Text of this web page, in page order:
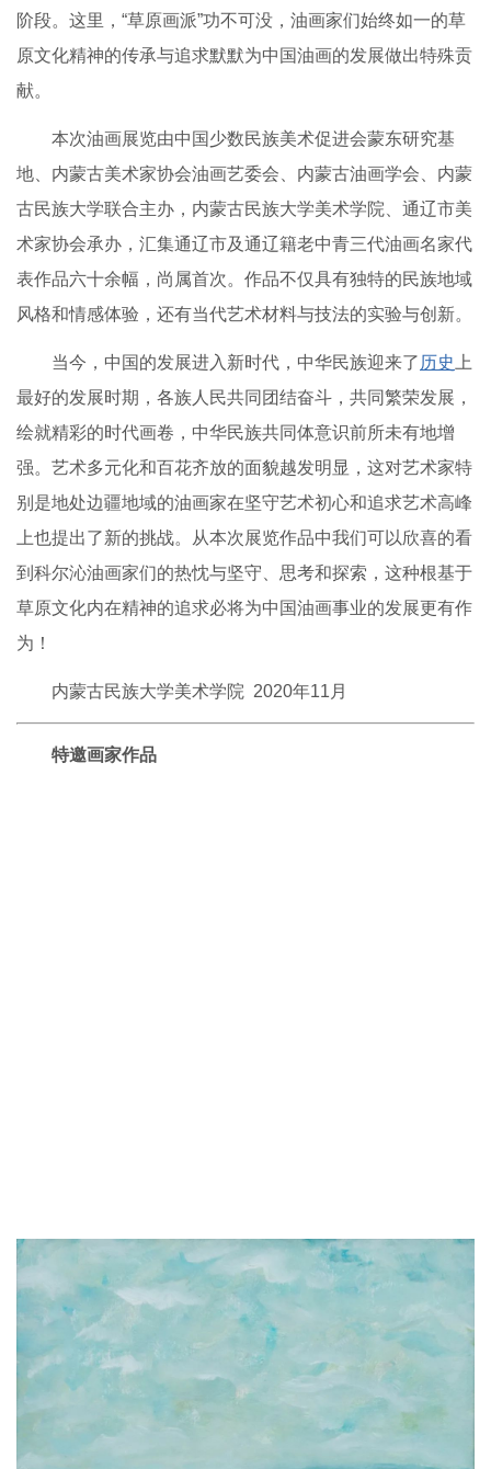
阶段。这里，“草原画派”功不可没，油画家们始终如一的草
原文化精神的传承与追求默默为中国油画的发展做出特殊贡
献。
本次油画展览由中国少数民族美术促进会蒙东研究基
地、内蒙古美术家协会油画艺委会、内蒙古油画学会、内蒙
古民族大学联合主办，内蒙古民族大学美术学院、通辽市美
术家协会承办，汇集通辽市及通辽籍老中青三代油画名家代
表作品六十余幅，尚属首次。作品不仅具有独特的民族地域
风格和情感体验，还有当代艺术材料与技法的实验与创新。
当今，中国的发展进入新时代，中华民族迎来了 历史 上
最好的发展时期，各族人民共同团结奋斗，共同繁荣发展，
绘就精彩的时代画卷，中华民族共同体意识前所未有地增
强。艺术多元化和百花齐放的面貌越发明显，这对艺术家特
别是地处边疆地域的油画家在坚守艺术初心和追求艺术高峰
上也提出了新的挑战。从本次展览作品中我们可以欣喜的看
到科尔沁油画家们的热忱与坚守、思考和探索，这种根基于
草原文化内在精神的追求必将为中国油画事业的发展更有作
为！
内蒙古民族大学美术学院 2020年11月
特邀画家作品